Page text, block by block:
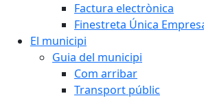
Factura electrònica
Finestreta Única
El municipi
Guia del municipi
Com arribar
Transport públic